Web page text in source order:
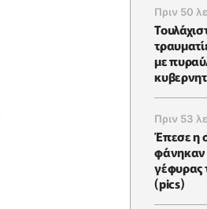
Πριν 50
με
Πριν 53
Έπεσε η
φάνηκαν
γέφυρας
(pics)